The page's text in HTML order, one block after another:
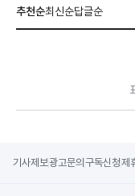
추천순최신순답글순
기사제보광고문의 구독신청제